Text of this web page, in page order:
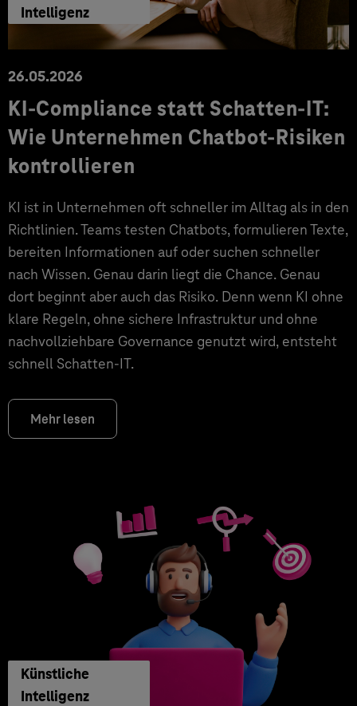
Intelligenz
26.05.2026
KI-Compliance statt Schatten-IT:
Wie Unternehmen Chatbot-Risiken
kontrollieren
KI ist in Unternehmen oft schneller im Alltag als in den
Richtlinien. Teams testen Chatbots, formulieren Texte,
bereiten Informationen auf oder suchen schneller
nach Wissen. Genau darin liegt die Chance. Genau
dort beginnt aber auch das Risiko. Denn wenn KI ohne
klare Regeln, ohne sichere Infrastruktur und ohne
nachvollziehbare Governance genutzt wird, entsteht
schnell Schatten-IT.
Mehr lesen
Künstliche
Intelligenz